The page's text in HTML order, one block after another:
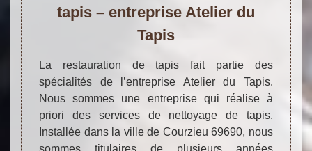
tapis – entreprise Atelier du
Tapis
La restauration de tapis fait partie des
spécialités de l’entreprise Atelier du Tapis.
Nous sommes une entreprise qui réalise à
priori des services de nettoyage de tapis.
Installée dans la ville de Courzieu 69690, nous
sommes titulaires de plusieurs années